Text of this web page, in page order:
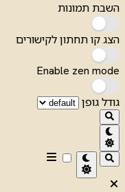
השבת תמונות
הצג קו תחתון לקישורים
Enable zen mode
גודל גופן